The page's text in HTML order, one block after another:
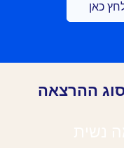
כאן
סוג ההרצאה